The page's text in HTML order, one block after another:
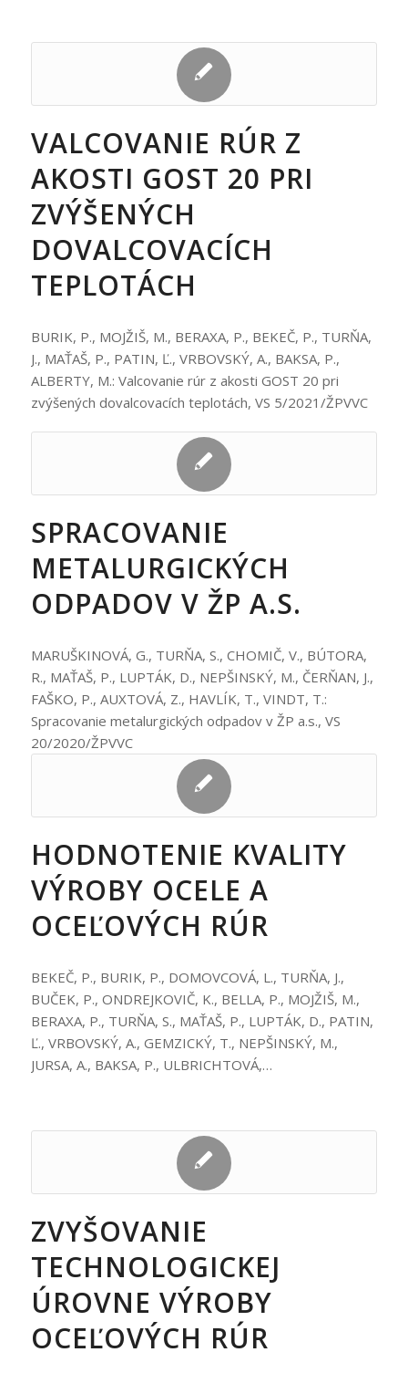
VALCOVANIE RÚR Z
AKOSTI GOST 20 PRI
ZVÝŠENÝCH
DOVALCOVACÍCH
TEPLOTÁCH
BURIK, P., MOJŽIŠ, M., BERAXA, P., BEKEČ, P., TURŇA,
J., MAŤAŠ, P., PATIN, Ľ., VRBOVSKÝ, A., BAKSA, P.,
ALBERTY, M.: Valcovanie rúr z akosti GOST 20 pri
zvýšených dovalcovacích teplotách, VS 5/2021/ŽPVVC
SPRACOVANIE
METALURGICKÝCH
ODPADOV V ŽP A.S.
MARUŠKINOVÁ, G., TURŇA, S., CHOMIČ, V., BÚTORA,
R., MAŤAŠ, P., LUPTÁK, D., NEPŠINSKÝ, M., ČERŇAN, J.,
FAŠKO, P., AUXTOVÁ, Z., HAVLÍK, T., VINDT, T.:
Spracovanie metalurgických odpadov v ŽP a.s., VS
20/2020/ŽPVVC
HODNOTENIE KVALITY
VÝROBY OCELE A
OCEĽOVÝCH RÚR
BEKEČ, P., BURIK, P., DOMOVCOVÁ, L., TURŇA, J.,
BUČEK, P., ONDREJKOVIČ, K., BELLA, P., MOJŽIŠ, M.,
BERAXA, P., TURŇA, S., MAŤAŠ, P., LUPTÁK, D., PATIN,
Ľ., VRBOVSKÝ, A., GEMZICKÝ, T., NEPŠINSKÝ, M.,
JURSA, A., BAKSA, P., ULBRICHTOVÁ,…
ZVYŠOVANIE
TECHNOLOGICKEJ
ÚROVNE VÝROBY
OCEĽOVÝCH RÚR